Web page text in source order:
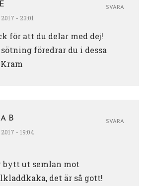
- 23:01
för att du delar med dej!
föredrar du i dessa
SVARA
B
- 19:04
bytt ut semlan mot
det är så gott!
SVARA